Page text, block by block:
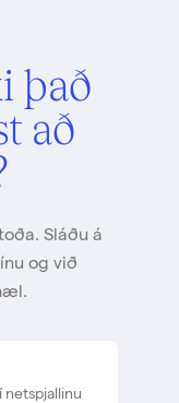
það
að
Sláðu á
og við
netspjallinu